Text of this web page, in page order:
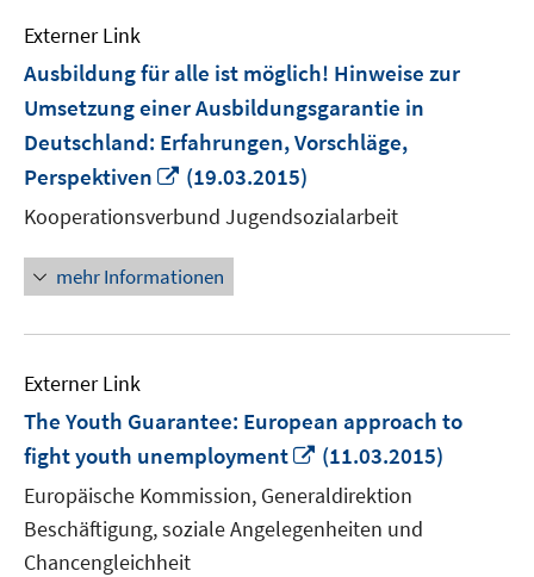
Externer Link
Ausbildung für alle ist möglich! Hinweise zur
Umsetzung einer Ausbildungsgarantie in
Deutschland: Erfahrungen, Vorschläge,
Perspektiven
In
neuem
Fenster
öffnen
(19.03.2015)
Kooperationsverbund Jugendsozialarbeit
mehr Informationen
Externer Link
The Youth Guarantee: European approach to
fight youth unemployment
In
neuem
Fenster
öffnen
(11.03.2015)
Europäische Kommission, Generaldirektion
Beschäftigung, soziale Angelegenheiten und
Chancengleichheit